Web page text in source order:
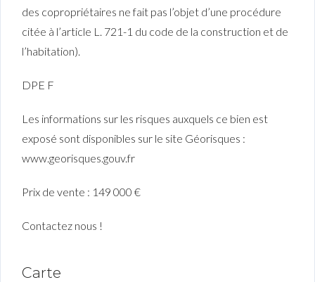
des copropriétaires ne fait pas l’objet d’une procédure
citée à l’article L. 721-1 du code de la construction et de
l’habitation).
DPE F
Les informations sur les risques auxquels ce bien est
exposé sont disponibles sur le site Géorisques :
www.georisques.gouv.fr
Prix de vente : 149 000 €
Contactez nous !
Carte